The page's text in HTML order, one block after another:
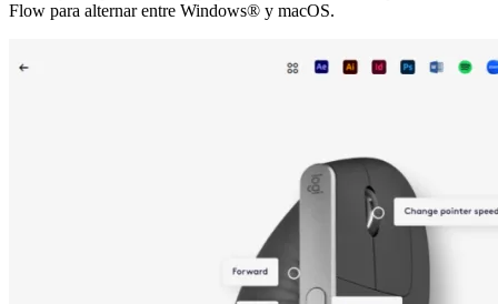
Flow para alternar entre Windows® y macOS.